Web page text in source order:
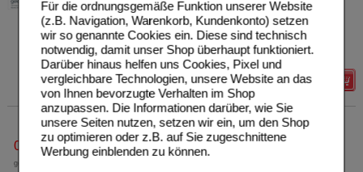
Für die ordnungsgemäße Funktion unserer Website
(z.B. Navigation, Warenkorb, Kundenkonto) setzen
wir so genannte Cookies ein. Diese sind technisch
notwendig, damit unser Shop überhaupt funktioniert.
Darüber hinaus helfen uns Cookies, Pixel und
vergleichbare Technologien, unsere Website an das
von Ihnen bevorzugte Verhalten im Shop
anzupassen. Die Informationen darüber, wie Sie
unsere Seiten nutzen, setzen wir ein, um den Shop
zu optimieren oder z.B. auf Sie zugeschnittene
Werbung einblenden zu können.
25g Gel Unser Preis*
Sie sparen 7,06 €
Grundpreis
476,80 €
Max. Abgabe:
Details
0800-10 11 422
gebührenfreie Rufnummer